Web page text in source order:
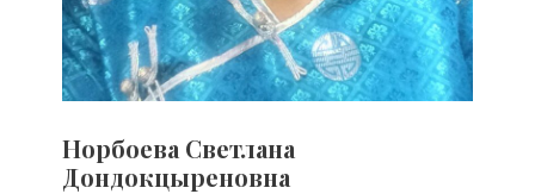
Норбоева Светлана
Дондокцыреновна